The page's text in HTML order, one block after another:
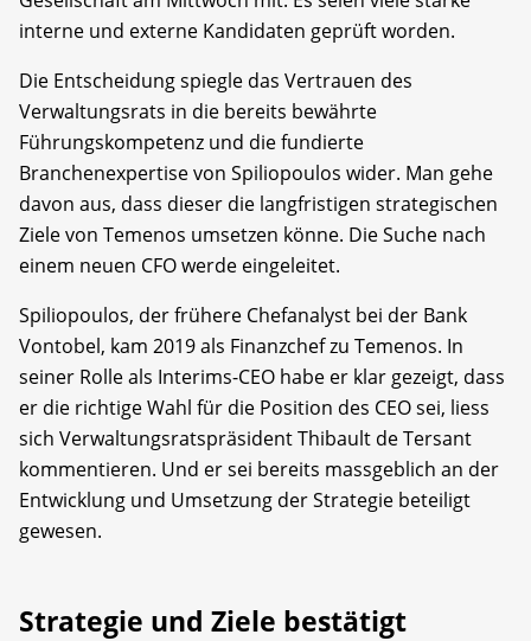
interne und externe Kandidaten geprüft worden.
Die Entscheidung spiegle das Vertrauen des
Verwaltungsrats in die bereits bewährte
Führungskompetenz und die fundierte
Branchenexpertise von Spiliopoulos wider. Man gehe
davon aus, dass dieser die langfristigen strategischen
Ziele von Temenos umsetzen könne. Die Suche nach
einem neuen CFO werde eingeleitet.
Spiliopoulos, der frühere Chefanalyst bei der Bank
Vontobel, kam 2019 als Finanzchef zu Temenos. In
seiner Rolle als Interims-CEO habe er klar gezeigt, dass
er die richtige Wahl für die Position des CEO sei, liess
sich Verwaltungsratspräsident Thibault de Tersant
kommentieren. Und er sei bereits massgeblich an der
Entwicklung und Umsetzung der Strategie beteiligt
gewesen.
Strategie und Ziele bestätigt